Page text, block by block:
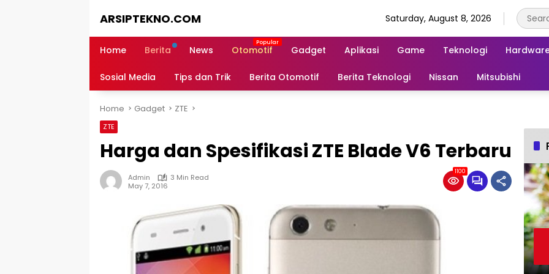
ARSIPTEKNO.COM
Informasi
Saturday, August 8, 2026
Home Berita News Otomotif Gadget Aplikasi Game Teknologi
Sosial Media Tips dan Trik Berita Otomotif Berita Teknologi Nissan Mitsubishi
Home Gadget ZTE
ZTE
Harga dan Spesifikasi ZTE Blade V6 Terbaru
Admin
3 Min Read
May 7, 2016
1100